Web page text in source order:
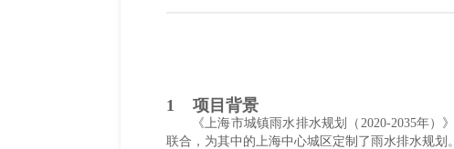
1 项目背景
《上海市城镇雨水排水规划（ 2020-2035年）
联合，为其中的上海中心城区定制了雨水排水规